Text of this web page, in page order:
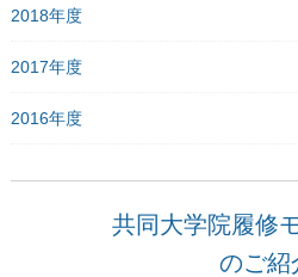
2018年度
2017年度
2016年度
共同大学院履修
のご紹